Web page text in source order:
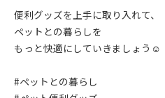
便利グッズを上手に取り入れて、
ペットとの暮らしを
もっと快適にしていきましょう☺️
#ペットとの暮らし